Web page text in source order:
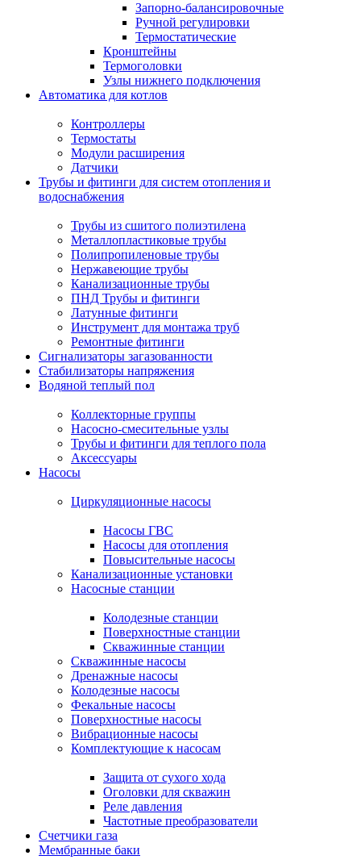
Запорно-балансировочные
Ручной регулировки
Термостатические
Кронштейны
Термоголовки
Узлы нижнего подключения
Автоматика для котлов
Контроллеры
Термостаты
Модули расширения
Датчики
Трубы и фитинги для систем отопления и
водоснабжения
Трубы из сшитого полиэтилена
Металлопластиковые трубы
Полипропиленовые трубы
Нержавеющие трубы
Канализационные трубы
ПНД Трубы и фитинги
Латунные фитинги
Инструмент для монтажа труб
Ремонтные фитинги
Сигнализаторы загазованности
Стабилизаторы напряжения
Водяной теплый пол
Коллекторные группы
Насосно-смесительные узлы
Трубы и фитинги для теплого пола
Аксессуары
Насосы
Циркуляционные насосы
Насосы ГВС
Насосы для отопления
Повысительные насосы
Канализационные установки
Насосные станции
Колодезные станции
Поверхностные станции
Скважинные станции
Скважинные насосы
Дренажные насосы
Колодезные насосы
Фекальные насосы
Поверхностные насосы
Вибрационные насосы
Комплектующие к насосам
Защита от сухого хода
Оголовки для скважин
Реле давления
Частотные преобразователи
Счетчики газа
Мембранные баки